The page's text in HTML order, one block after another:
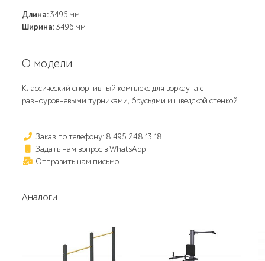
Длина:3496 мм
Ширина:3496 мм
О модели
Классический спортивный комплекс для воркаута с
разноуровневыми турниками, брусьями и шведской стенкой.
Заказ по телефону: 8 495 248 13 18
Задать нам вопрос в WhatsApp
Отправить нам письмо
Аналоги